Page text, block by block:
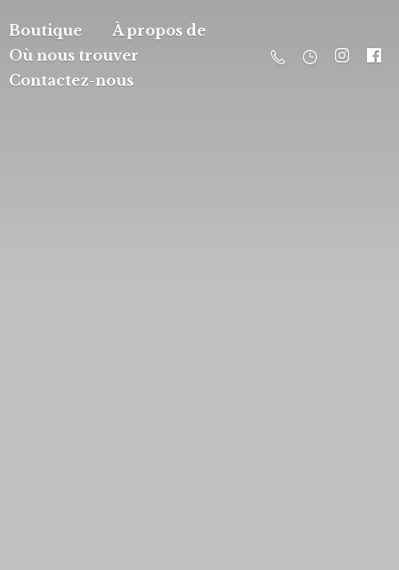
Boutique
À propos de
Où nous trouver
Contactez-nous